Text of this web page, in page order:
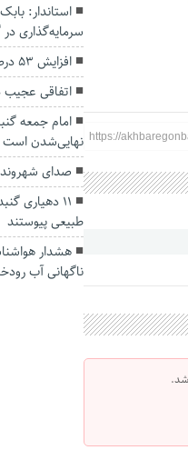
https://
سرمایه‌گذاری
افزایش ۵۳ درصدی بارندگی‌ها در گلستان
اتفاقی
امام جمعه
نهایی‌شدن است
صدای
۱۱ دهیاری
طبیعی پیوستند
هشدار
ناگهانی آب